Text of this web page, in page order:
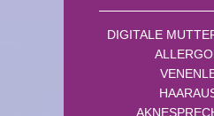
DIGITALE